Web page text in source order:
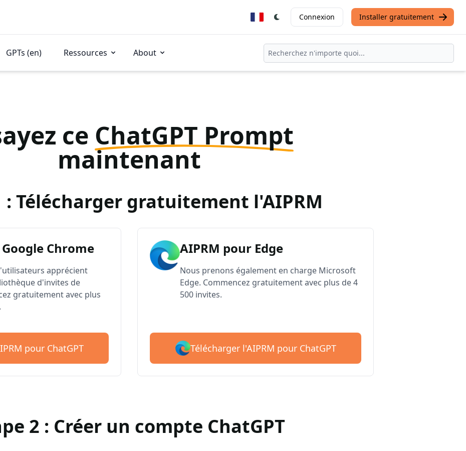
Connexion Installer gratuitement
GPTs (en) Ressources About
ce ChatGPT Prompt
maintenant
: Télécharger gratuitement l'AIPRM
Chrome
apprécient
d'invites de
gratuitement avec plus
pour ChatGPT
AIPRM pour Edge
Nous prenons également en charge Microsoft
Edge. Commencez gratuitement avec plus de 4
500 invites.
Télécharger l'AIPRM pour ChatGPT
2 : Créer un compte ChatGPT